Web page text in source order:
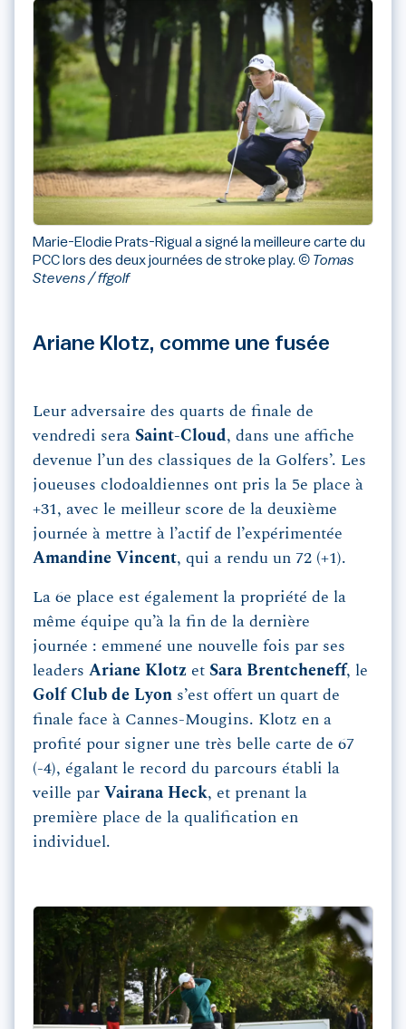
Marie-Elodie Prats-Rigual a signé la meilleure carte du
PCC lors des deux journées de stroke play. © Tomas
Stevens / ffgolf
Ariane Klotz, comme une fusée
Leur adversaire des quarts de finale de
vendredi sera Saint-Cloud, dans une affiche
devenue l’un des classiques de la Golfers’. Les
joueuses clodoaldiennes ont pris la 5e place à
+31, avec le meilleur score de la deuxième
journée à mettre à l’actif de l’expérimentée
Amandine Vincent, qui a rendu un 72 (+1).
La 6e place est également la propriété de la
même équipe qu’à la fin de la dernière
journée : emmené une nouvelle fois par ses
leaders Ariane Klotz et Sara Brentcheneff, le
Golf Club de Lyon s’est offert un quart de
finale face à Cannes-Mougins. Klotz en a
profité pour signer une très belle carte de 67
(-4), égalant le record du parcours établi la
veille par Vairana Heck, et prenant la
première place de la qualification en
individuel.